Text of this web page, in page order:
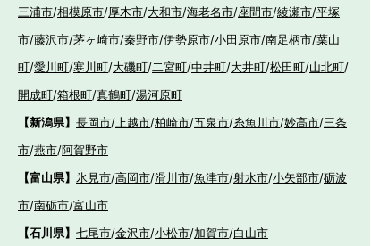
三浦市/相模原市/厚木市/大和市/海老名市/座間市/綾瀬市/平塚
市/藤沢市/茅ヶ崎市/秦野市/伊勢原市/小田原市/南足柄市/葉山
町/愛川町/寒川町/大磯町/二宮町/中井町/大井町/松田町/山北町/
開成町/箱根町/真鶴町/湯河原町
【新潟県】 長岡市/上越市/柏崎市/五泉市/糸魚川市/妙高市/三条
市/燕市/阿賀野市
【富山県】 氷見市/高岡市/滑川市/魚津市/射水市/小矢部市/砺波
市/南砺市/富山市
【石川県】 七尾市/金沢市/小松市/加賀市/白山市